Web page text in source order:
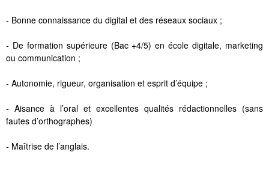
- Bonne connaissance du digital et des réseaux sociaux ;
- De formation supérieure (Bac +4/5) en école digitale, marketing
ou communication ;
- Autonomie, rigueur, organisation et esprit d’équipe ;
- Aisance à l’oral et excellentes qualités rédactionnelles (sans
fautes d’orthographes)
- Maîtrise de l’anglais.